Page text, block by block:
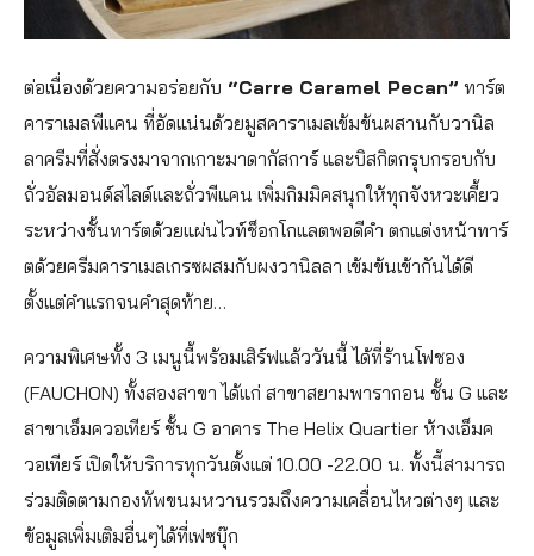
ต่อเนื่องด้วยความอร่อยกับ “Carre Caramel Pecan” ทาร์ต
คาราเมลพีแคน ที่อัดแน่นด้วยมูสคาราเมลเข้มข้นผสานกับวานิล
ลาครีมที่สั่งตรงมาจากเกาะมาดากัสการ์ และบิสกิตกรุบกรอบกับ
ถั่วอัลมอนด์สไลด์และถั่วพีแคน เพิ่มกิมมิคสนุกให้ทุกจังหวะเคี้ยว
ระหว่างชั้นทาร์ตด้วยแผ่นไวท์ช็อกโกแลตพอดีคำ ตกแต่งหน้าทาร์
ตด้วยครีมคาราเมลเกรซผสมกับผงวานิลลา เข้มข้นเข้ากันได้ดี
ตั้งแต่คำแรกจนคำสุดท้าย…
ความพิเศษทั้ง 3 เมนูนี้พร้อมเสิร์ฟแล้ววันนี้ ได้ที่ร้านโฟชอง
(FAUCHON) ทั้งสองสาขา ได้แก่ สาขาสยามพารากอน ชั้น G และ
สาขาเอ็มควอเทียร์ ชั้น G อาคาร The Helix Quartier ห้างเอ็มค
วอเทียร์ เปิดให้บริการทุกวันตั้งแต่ 10.00 -22.00 น. ทั้งนี้สามารถ
ร่วมติดตามกองทัพขนมหวานรวมถึงความเคลื่อนไหวต่างๆ และ
ข้อมูลเพิ่มเติมอื่นๆได้ที่เฟซบุ๊ก